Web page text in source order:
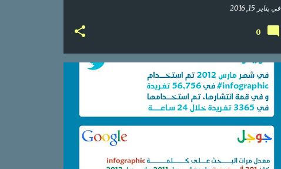
فييناير 15, 2016
0
إحصائيات اعلام اجتماعي انفوجرافيك